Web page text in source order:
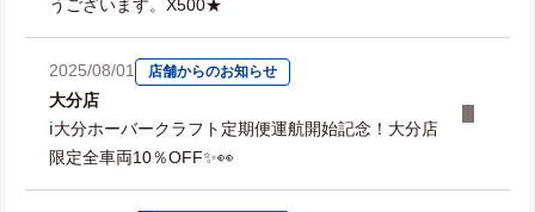
うございます。X500★
2025/08/01 店舗からのお知らせ
大分店
ℹ️大分ホーバークラフト定期便運航開始記念！大分店
限定全車両10％OFF✨👀